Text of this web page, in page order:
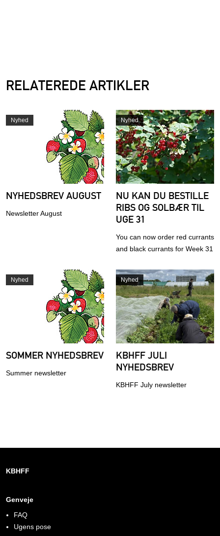
RELATEREDE ARTIKLER
Nyhed
NYHEDSBREV AUGUST
Newsletter August
Nyhed
NU KAN DU BESTILLE
RIBS OG SOLBÆR TIL
UGE 31
You can now order red currants
and black currants for Week 31
Nyhed
SOMMER NYHEDSBREV
Summer newsletter
Nyhed
KBHFF JULI
NYHEDSBREV
KBHFF July newsletter
KBHFF
Genveje
FAQ
Ugens pose